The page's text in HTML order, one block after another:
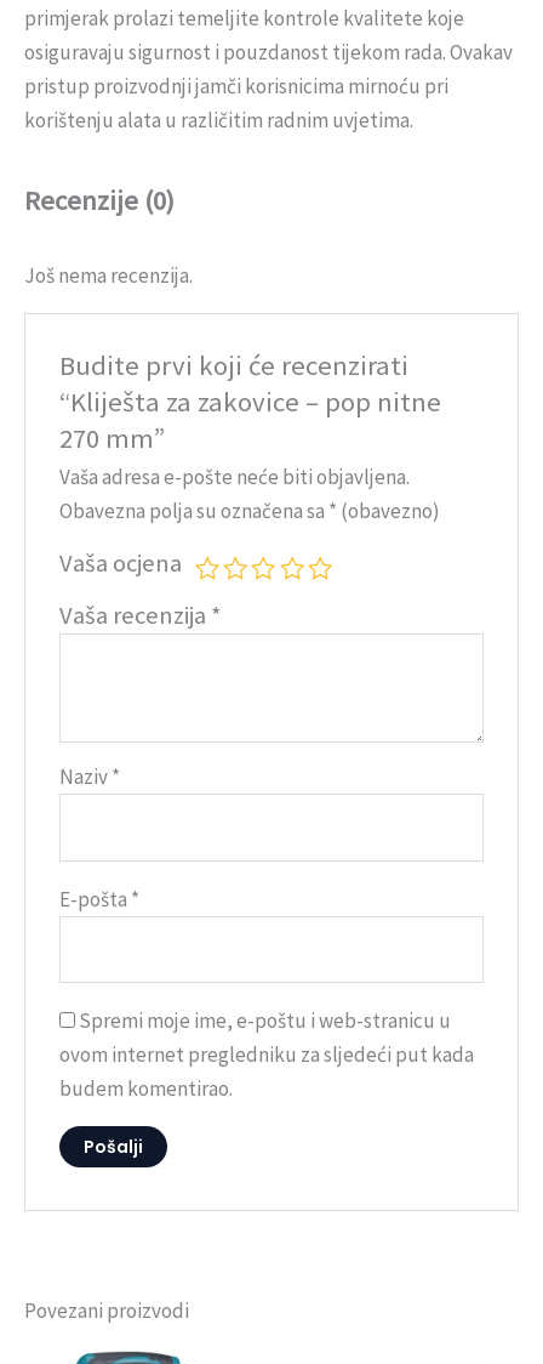
primjerak prolazi temeljite kontrole kvalitete koje
osiguravaju sigurnost i pouzdanost tijekom rada. Ovakav
pristup proizvodnji jamči korisnicima mirnoću pri
korištenju alata u različitim radnim uvjetima.
Recenzije (0)
Još nema recenzija.
Budite prvi koji će recenzirati
“Kliješta za zakovice – pop nitne
270 mm”
Vaša adresa e-pošte neće biti objavljena.
Obavezna polja su označena sa * (obavezno)
Vaša ocjena
Vaša recenzija *
Naziv*
E-pošta *
Spremi moje ime, e-poštu i web-stranicu u
ovom internet pregledniku za sljedeći put kada
budem komentirao.
Povezani proizvodi